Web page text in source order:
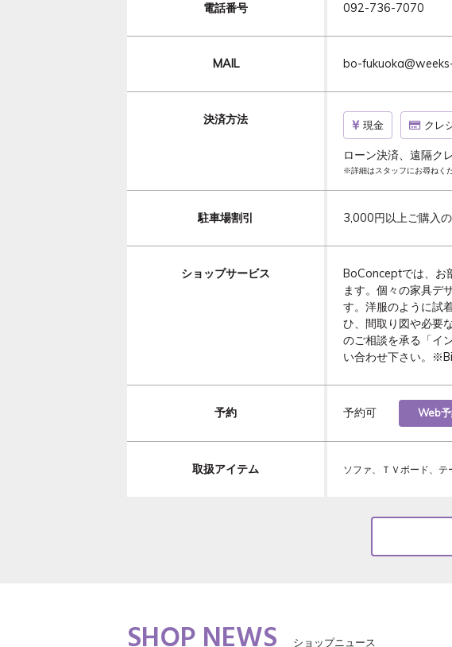
電話番号 092-736-7070
MAIL bo-
決済方法 現金 クレ
ローン決済、遠隔ク
※詳細はスタッフにお尋ねく
駐車場割引 3,000円以上ご購入
ショップサービス
BoConceptでは、お
ます。個々の家具デ
す。洋服のように試
ひ、間取り図や必要
のご相談を承る「イ
い合わせ下さい。
予約 予約可 Web
取扱アイテム ソファ、ＴＶボード、
ショップニュース